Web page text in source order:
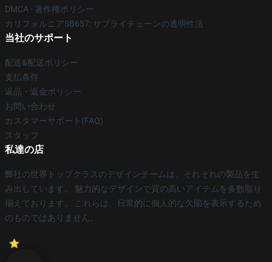
DMCA - 著作権ポリシー
カリフォルニアSB657: サプライチェーンの透明性法
当社のサポート
配送&配送ポリシー
支払条件
返品・返金ポリシー
お問い合わせ
カスタマーサポート(FAQ)
スタッフ
私達の店
弊社の世界トップクラスのデザインチームは、それぞれの製品を生
み出しています。 魅力的なデザインで質の高いアイテムを多数取り
揃えております。 これらは、日常的に個人的な欠陥を表示するため
のものではありません。